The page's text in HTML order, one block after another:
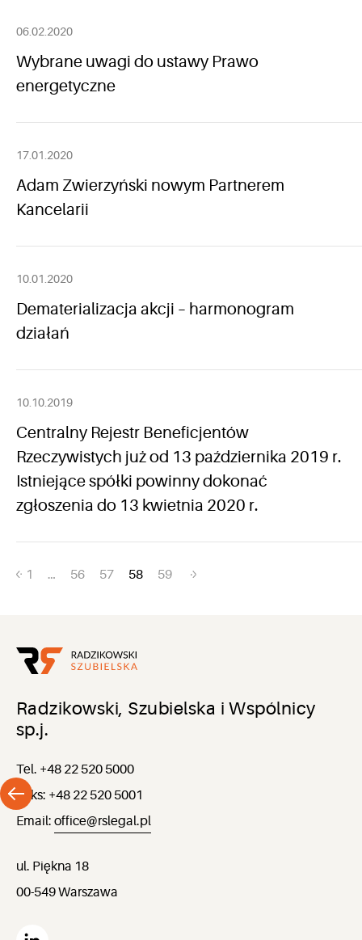
06.02.2020
Wybrane uwagi do ustawy Prawo
energetyczne
17.01.2020
Adam Zwierzyński nowym Partnerem
Kancelarii
10.01.2020
Dematerializacja akcji – harmonogram
działań
10.10.2019
Centralny Rejestr Beneficjentów
Rzeczywistych już od 13 października 2019 r.
Istniejące spółki powinny dokonać
zgłoszenia do 13 kwietnia 2020 r.
Nawigacja
1 … 56 57 58 59
Radzikowski, Szubielska i Wspólnicy
sp.j.
Tel. +48 22 520 5000
Faks: +48 22 520 5001
Email: office@rslegal.pl
ul. Piękna 18
00-549 Warszawa